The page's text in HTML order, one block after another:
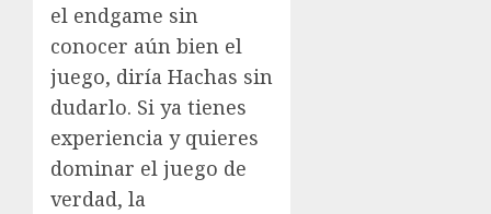
el endgame sin
conocer aún bien el
juego, diría Hachas sin
dudarlo. Si ya tienes
experiencia y quieres
dominar el juego de
verdad, la